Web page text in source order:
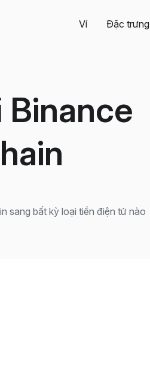
Ví Đặc trưng
Binance
sang bất kỳ loại tiền điện tử nào